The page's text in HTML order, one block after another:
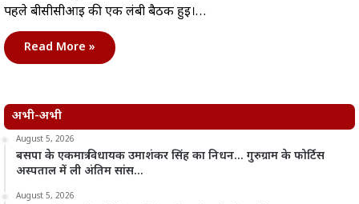
पहले बीसीसीआई की एक लंबी बैठक हुई।…
Read More »
अभी-अभी
August 5, 2026
बसपा के एकमात्र विधायक उमाशंकर सिंह का निधन… गुरुग्राम के फोर्टिस
अस्पताल में ली अंतिम सांस…
August 5, 2026